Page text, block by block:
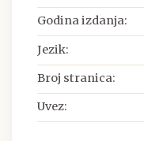
Godina izdanja:
Jezik:
Broj stranica:
Uvez: